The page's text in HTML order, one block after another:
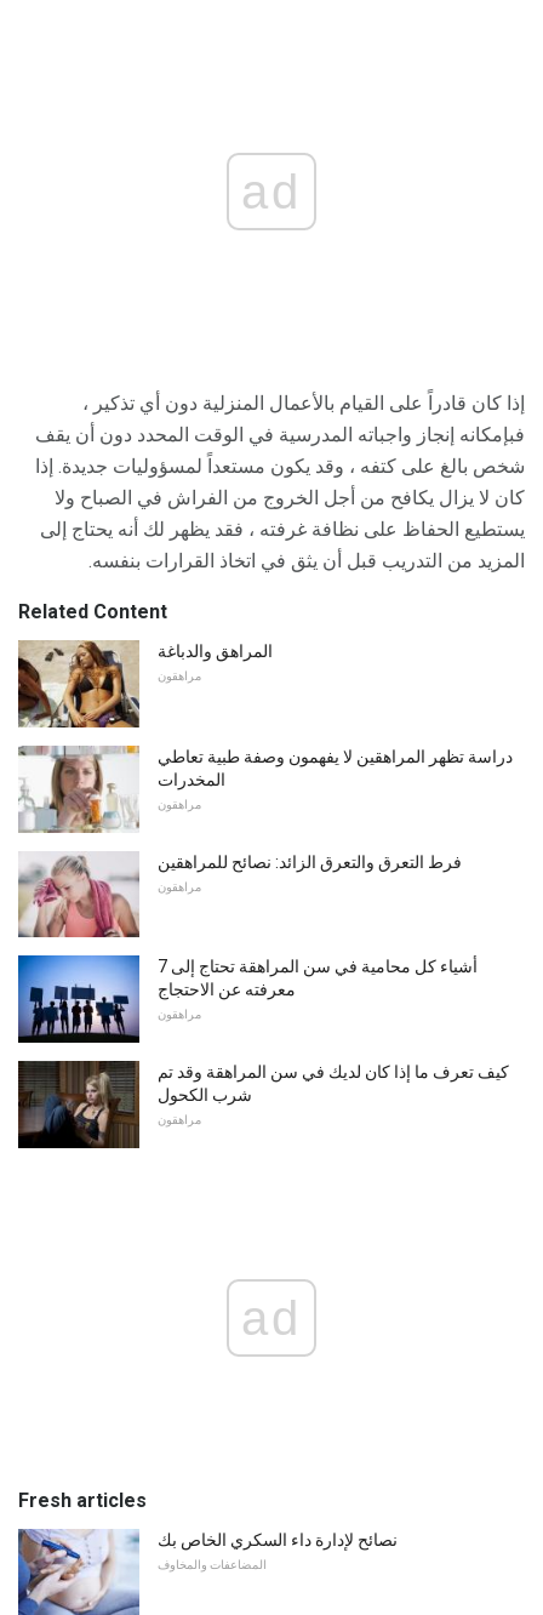
ad
إذا كان قادراً على القيام بالأعمال المنزلية دون أي تذكير ،
فبإمكانه إنجاز واجباته المدرسية في الوقت المحدد دون أن يقف
شخص بالغ على كتفه ، وقد يكون مستعداً لمسؤوليات جديدة. إذا
كان لا يزال يكافح من أجل الخروج من الفراش في الصباح ولا
يستطيع الحفاظ على نظافة غرفته ، فقد يظهر لك أنه يحتاج إلى
المزيد من التدريب قبل أن يثق في اتخاذ القرارات بنفسه.
Related Content
المراهق والدباغة
مراهقون
دراسة تظهر المراهقين لا يفهمون وصفة طبية تعاطي
المخدرات
مراهقون
فرط التعرق والتعرق الزائد: نصائح للمراهقين
مراهقون
7 أشياء كل محامية في سن المراهقة تحتاج إلى
معرفته عن الاحتجاج
مراهقون
كيف تعرف ما إذا كان لديك في سن المراهقة وقد تم
شرب الكحول
مراهقون
ad
Fresh articles
نصائح لإدارة داء السكري الخاص بك
المضاعفات والمخاوف